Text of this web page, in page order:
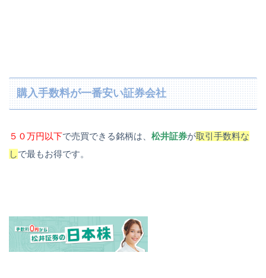
購入手数料が一番安い証券会社
５０万円以下で売買できる銘柄は、 松井証券が取引手数料な
しで最もお得です。